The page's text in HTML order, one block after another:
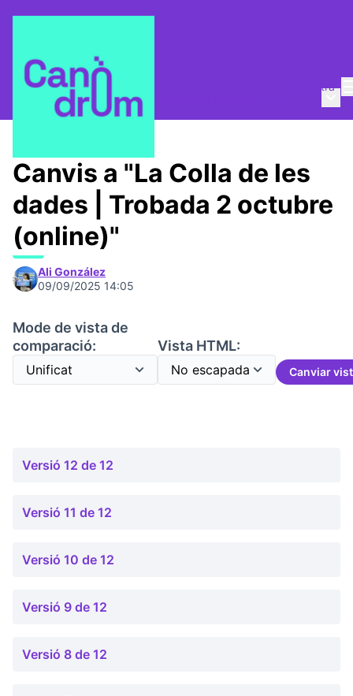
Entra
La Colla de les dades
Canvis a "La Colla de les
dades | Trobada 2 octubre
(online)"
Ali González
09/09/2025 14:05
Mode de vista de
comparació:
Vista HTML:
Canviar
Versió 12 de 12
Versió 11 de 12
Versió 10 de 12
Versió 9 de 12
Versió 8 de 12